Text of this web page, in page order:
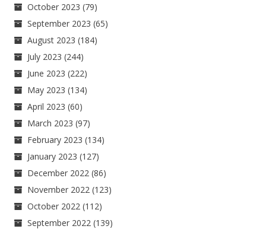
October 2023 (79)
September 2023 (65)
August 2023 (184)
July 2023 (244)
June 2023 (222)
May 2023 (134)
April 2023 (60)
March 2023 (97)
February 2023 (134)
January 2023 (127)
December 2022 (86)
November 2022 (123)
October 2022 (112)
September 2022 (139)